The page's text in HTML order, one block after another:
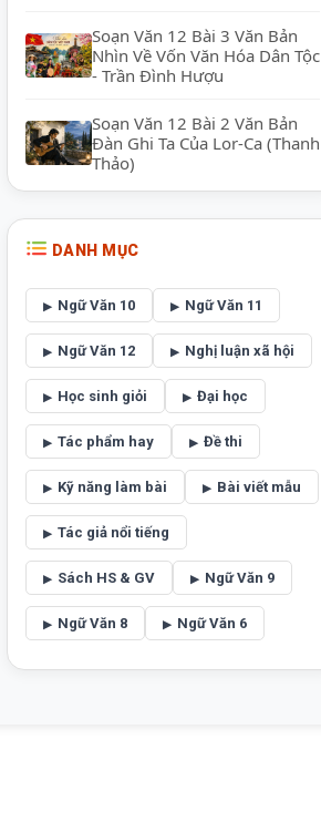
Soạn Văn 12 Bài 3 Văn Bản
Nhìn Về Vốn Văn Hóa Dân Tộc
- Trần Đình Hượu
Soạn Văn 12 Bài 2 Văn Bản
Đàn Ghi Ta Của Lor-Ca (Thanh
Thảo)
DANH MỤC
Ngữ Văn 10 Ngữ Văn 11
Ngữ Văn 12 Nghị luận xã hội
Học sinh giỏi Đại học
Tác phẩm hay Đề thi
Kỹ năng làm bài Bài viết mẫu
Tác giả nổi tiếng
Sách HS & GV Ngữ Văn 9
Ngữ Văn 8 Ngữ Văn 6